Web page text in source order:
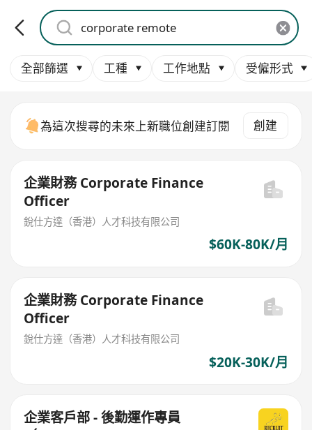
全部篩選 工種 工作地點 受僱形式
為這次搜尋的未來上新職位創建訂閱 創建
企業財務 Corporate Finance
Officer
銳仕方達（香港）人才科技有限公司
$60K-80K/月
企業財務 Corporate Finance
Officer
銳仕方達（香港）人才科技有限公司
$20K-30K/月
企業客戶部 - 後勤運作專員